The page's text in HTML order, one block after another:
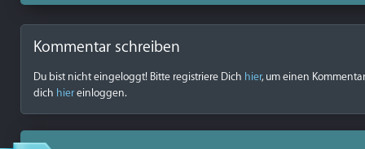
Kommentar schreiben
Du bist nicht eingeloggt! Bitte registriere Dich hier, um einen
dich hiereinloggen.